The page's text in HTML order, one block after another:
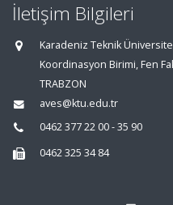
İletişim Bilgileri
Karadeniz Teknik
Koordinasyon Birimi, Fen
TRABZON
aves@ktu.edu.tr
0462 377 22 00 - 35 90
0462 325 34 84